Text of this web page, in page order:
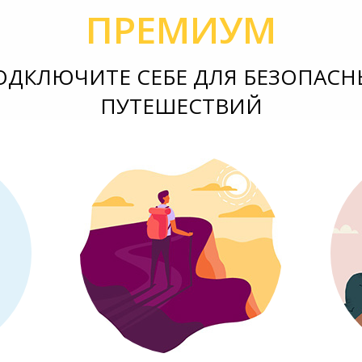
ПРЕМИУМ
СЕБЕ ДЛЯ
ПУТЕШЕСТВИЙ